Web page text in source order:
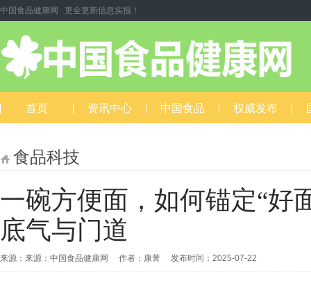
中国食品健康网 更全更新信息实报！
首页 资讯中心 中国食品 权威发布
食品科技
一碗方便面，如何锚定“好
底气与门道
来源：来源：中国食品健康网 作者：康菁 发布时间：2025-07-22